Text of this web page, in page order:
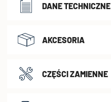
DANE TECHNICZNE
AKCESORIA
CZĘŚCI ZAMIENNE